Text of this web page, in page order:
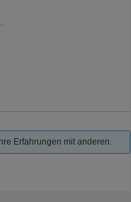
Erfahrungen mit anderen.